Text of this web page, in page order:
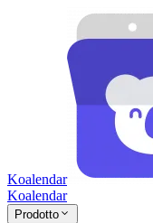
Koalendar
Koalendar
Prodotto